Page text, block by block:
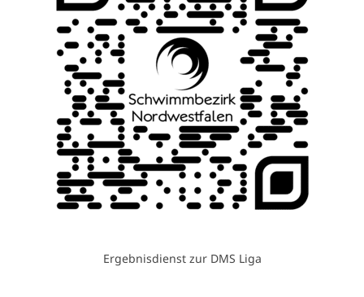
Ergebnisdienst zur DMS Liga